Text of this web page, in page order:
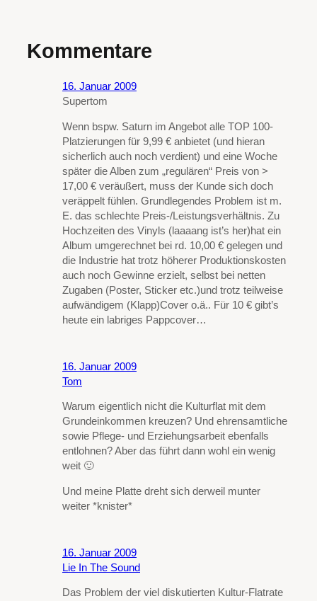
Kommentare
16. Januar 2009
Supertom
Wenn bspw. Saturn im Angebot alle TOP 100-
Platzierungen für 9,99 € anbietet (und hieran
sicherlich auch noch verdient) und eine Woche
später die Alben zum „regulären“ Preis von >
17,00 € veräußert, muss der Kunde sich doch
veräppelt fühlen. Grundlegendes Problem ist m.
E. das schlechte Preis-/Leistungsverhältnis. Zu
Hochzeiten des Vinyls (laaaang ist’s her)hat ein
Album umgerechnet bei rd. 10,00 € gelegen und
die Industrie hat trotz höherer Produktionskosten
auch noch Gewinne erzielt, selbst bei netten
Zugaben (Poster, Sticker etc.)und trotz teilweise
aufwändigem (Klapp)Cover o.ä.. Für 10 € gibt’s
heute ein labriges Pappcover…
16. Januar 2009
Tom
Warum eigentlich nicht die Kulturflat mit dem
Grundeinkommen kreuzen? Und ehrensamtliche
sowie Pflege- und Erziehungsarbeit ebenfalls
entlohnen? Aber das führt dann wohl ein wenig
weit 🙂
Und meine Platte dreht sich derweil munter
weiter *knister*
16. Januar 2009
Lie In The Sound
Das Problem der viel diskutierten Kultur-Flatrate